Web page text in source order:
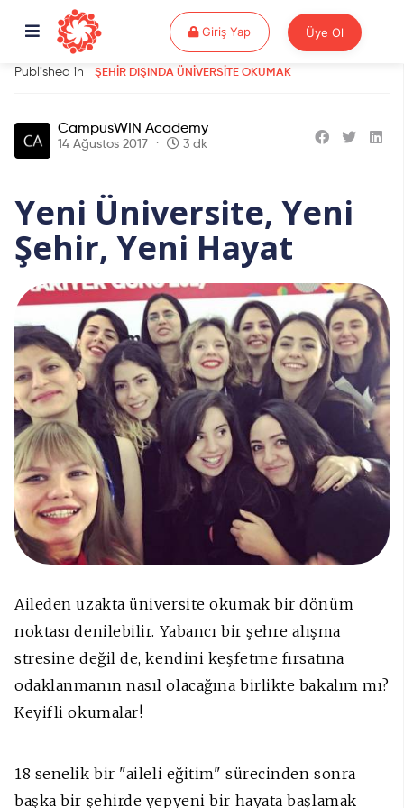
Giriş Yap
Giriş Yap
Üye Ol
Published in ŞEHIR DIŞINDA ÜNIVERSITE OKUMAK
CampusWIN Academy
14 Ağustos 2017 3 dk
Yeni Üniversite, Yeni
Şehir, Yeni Hayat
Aileden uzakta üniversite okumak bir dönüm
noktası denilebilir. Yabancı bir şehre alışma
stresine değil de, kendini keşfetme fırsatına
odaklanmanın nasıl olacağına birlikte bakalım mı?
Keyifli okumalar!
18 senelik bir "aileli eğitim" sürecinden sonra
başka bir şehirde yepyeni bir hayata başlamak